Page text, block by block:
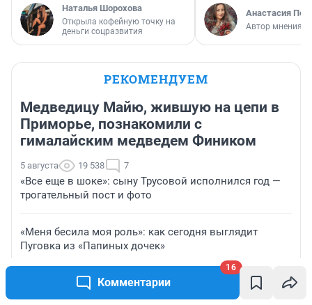
Комментарии
16
Наталья Шорохова
Открыла кофейную точку на
деньги соцразвития
Анастасия
Автор мнения
РЕКОМЕНДУЕМ
Медведицу Майю, жившую на цепи в
Приморье, познакомили с
гималайским медведем Фиником
5 августа 19 538 7
«Все еще в шоке»: сыну Трусовой исполнился год —
трогательный пост и фото
«Меня бесила моя роль»: как сегодня выглядит
Пуговка из «Папиных дочек»
Смертельный аудит: за что в начале 2000-х убили
бывшего главбуха нефтяной компании Уфы